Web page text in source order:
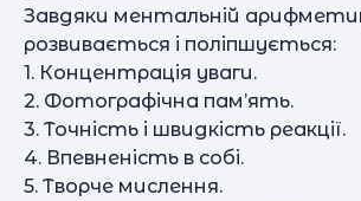
Завдяки ментальній
розвивається і поліпшується:
1. Концентрація уваги.
2. Фотографічна пам’ять.
3. Точність і швидкість реакції.
4. Впевненість в собі.
5. Творче мислення.